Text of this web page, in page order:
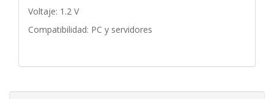
Voltaje: 1.2 V
Compatibilidad: PC y servidores